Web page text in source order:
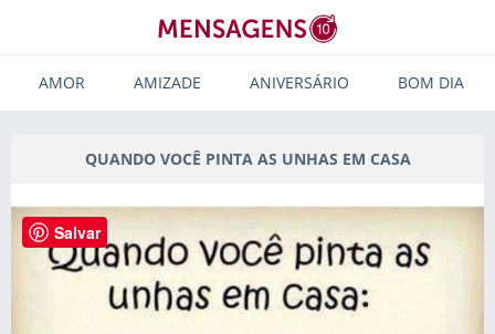
AMOR AMIZADE ANIVERSÁRIO BOM DIA
QUANDO VOCÊ PINTA AS UNHAS EM CASA
Salvar